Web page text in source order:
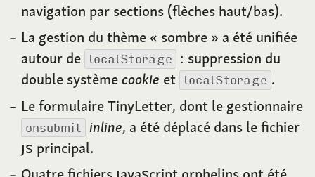
navigation par sections (flèches haut/bas).
La gestion du thème « sombre » a été unifiée
autour de localStorage : suppression du
double systèmecookie et localStorage .
Le formulaire TinyLetter, dont le gestionnaire
onsubmit inline, a été déplacé dans le fichier
JS principal.